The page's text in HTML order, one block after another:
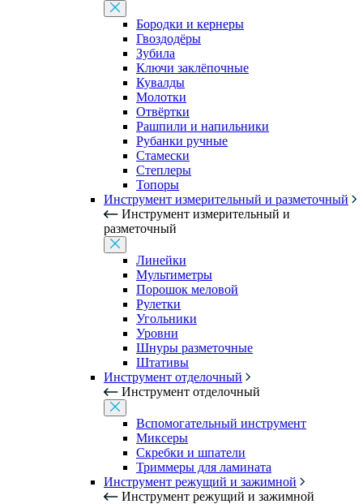
Бородки и кернеры
Гвоздодёры
Зубила
Ключи заклёпочные
Кувалды
Молотки
Отвёртки
Рашпили и напильники
Рубанки ручные
Стамески
Степлеры
Топоры
Инструмент измерительный и разметочный
Инструмент измерительный и
разметочный
Линейки
Мультиметры
Порошок меловой
Рулетки
Угольники
Уровни
Шнуры разметочные
Штативы
Инструмент отделочный
Инструмент отделочный
Вспомогательный инструмент
Миксеры
Скребки и шпатели
Триммеры для ламината
Инструмент режущий и зажимной
Инструмент режущий и зажимной